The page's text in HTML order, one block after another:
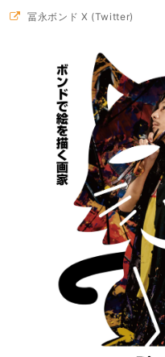
冨永ボンド X (Twitter)